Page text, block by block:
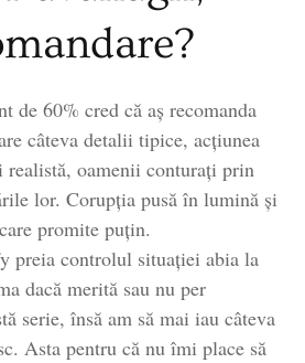
de 60% cred că aș recomanda
câteva detalii tipice, acțiunea
realistă, oamenii conturați prin
lor. Corupția pusă în lumină și
promite puțin.
preia controlul situației abia la
dacă merită sau nu per
serie, însă am să mai iau câteva
Asta pentru că nu îmi place să